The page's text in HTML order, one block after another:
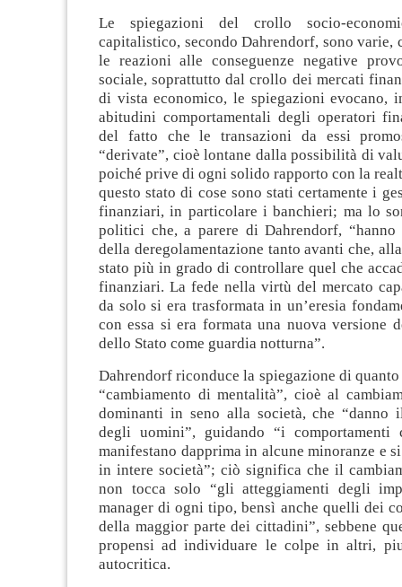
Le spiegazioni del crollo socio-
capitalistico, secondo Dahrendorf, sono varie,
le reazioni alle conseguenze negative
sociale, soprattutto dal crollo dei mercati
di vista economico, le spiegazioni evocano,
abitudini comportamentali degli operatori
del fatto che le transazioni da essi
“derivate”, cioè lontane dalla possibilità di
poiché prive di ogni solido rapporto con la
questo stato di cose sono stati certamente i
finanziari, in particolare i banchieri; ma lo
politici che, a parere di Dahrendorf,
della deregolamentazione tanto avanti che,
stato più in grado di controllare quel che
finanziari. La fede nella virtù del mercato
da solo si era trasformata in un’eresia
con essa si era formata una nuova versione
dello Stato come guardia notturna”.
Dahrendorf riconduce la spiegazione di quanto
“cambiamento di mentalità”, cioè al
dominanti in seno alla società, che
degli uomini”, guidando “i comportamenti
manifestano dapprima in alcune minoranze e
in intere società”; ciò significa che il
non tocca solo “gli atteggiamenti degli
manager di ogni tipo, bensì anche quelli dei
della maggior parte dei cittadini”, sebbene
propensi ad individuare le colpe in altri,
autocritica.